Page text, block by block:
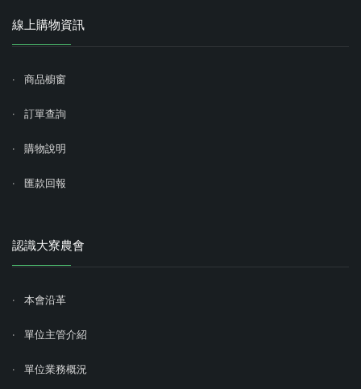
線上購物資訊
商品櫥窗
訂單查詢
購物說明
匯款回報
認識大寮農會
本會沿革
單位主管介紹
單位業務概況